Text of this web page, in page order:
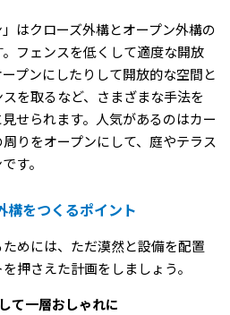
」はクローズ外構とオープン外構の
フェンスを低くして適度な開放
プンにしたりして開放的な空間と
を取るなど、さまざまな手法を
せられます。人気があるのはカー
りをオープンにして、庭やテラス
す。
構をつくるポイント
めには、ただ漠然と設備を配置
押さえた計画をしましょう。
て一層おしゃれに